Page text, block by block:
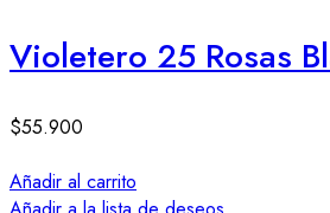
Violetero 25 Rosas
$55.900
Añadir al carrito